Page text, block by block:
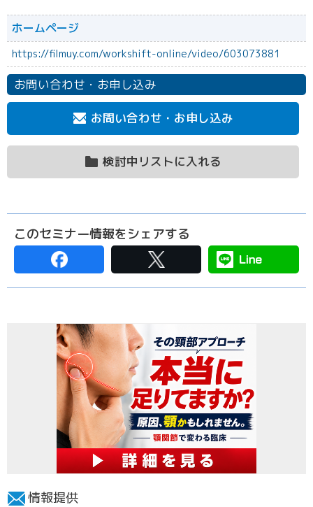
ホームページ
https://filmuy.com/workshift-online/video/603073881
お問い合わせ・お申し込み
お問い合わせ・お申し込み
検討中リストに入れる
このセミナー情報をシェアする
情報提供